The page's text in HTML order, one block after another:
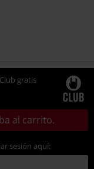
gratis
al carrito.
sesión aquí: